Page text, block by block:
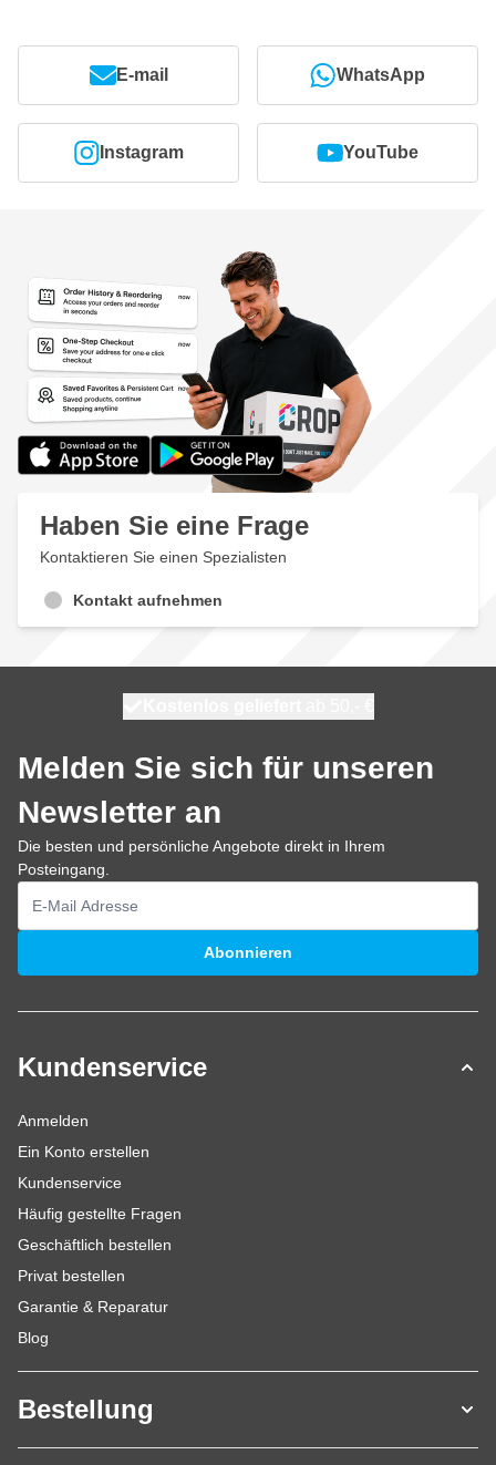
E-mail WhatsApp
Instagram YouTube
Haben Sie eine Frage
Kontaktieren Sie einen Spezialisten
Kontakt aufnehmen
Melden Sie sich für unseren
Newsletter an
Die besten und persönliche Angebote direkt in Ihrem
Posteingang.
E-Mailadresse
Abonnieren
Kundenservice
Anmelden
Ein Konto erstellen
Kundenservice
Häufig gestellte Fragen
Geschäftlich bestellen
Privat bestellen
Garantie & Reparatur
Blog
Bestellung